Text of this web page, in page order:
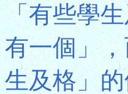
「有些學
有一個」
生及格」